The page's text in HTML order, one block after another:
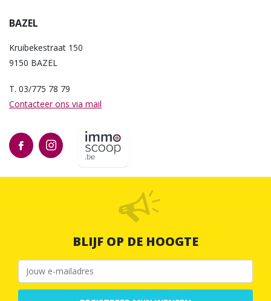
BAZEL
Kruibekestraat 150
9150 BAZEL
T. 03/775 78 79
Contacteer ons via mail
BLIJF OP DE HOOGTE